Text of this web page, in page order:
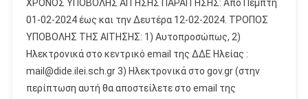
ΧΡΟΝΟΣ ΥΠΟΒΟΛΗΣ ΑΙΤΗΣΗΣ ΠΑΡΑΙΤΗΣΗΣ: Από Πέμπτη
01-02-2024 έως και την Δευτέρα 12-02-2024. ΤΡΟΠΟΣ
ΥΠΟΒΟΛΗΣ ΤΗΣ ΑΙΤΗΣΗΣ: 1) Αυτοπροσώπως, 2)
Ηλεκτρονικά στο κεντρικό email της ΔΔΕ Ηλείας :
mail@dide.ilei.sch.gr 3) Ηλεκτρονικά στο gov.gr (στην
περίπτωση αυτή θα αποστείλετε στο email της